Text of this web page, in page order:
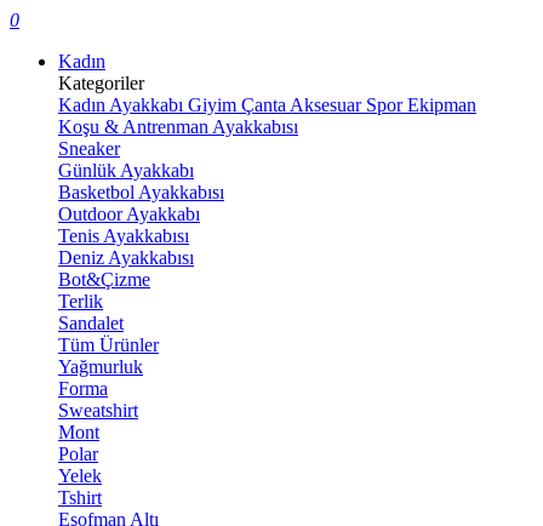
0
Kadın
Kategoriler
Kadın Ayakkabı Giyim Çanta Aksesuar Spor Ekipman
Koşu & Antrenman Ayakkabısı
Sneaker
Günlük Ayakkabı
Basketbol Ayakkabısı
Outdoor Ayakkabı
Tenis Ayakkabısı
Deniz Ayakkabısı
Bot&Çizme
Terlik
Sandalet
Tüm Ürünler
Yağmurluk
Forma
Sweatshirt
Mont
Polar
Yelek
Tshirt
Eşofman Altı